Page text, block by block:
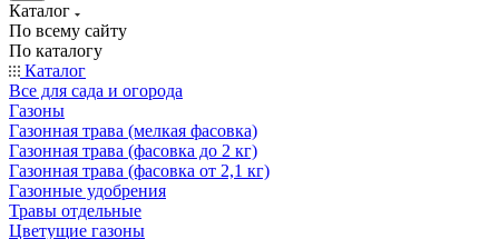
Каталог
По всему сайту
По каталогу
Каталог
Все для сада и огорода
Газоны
Газонная трава (мелкая фасовка)
Газонная трава (фасовка до 2 кг)
Газонная трава (фасовка от 2,1 кг)
Газонные удобрения
Травы отдельные
Цветущие газоны